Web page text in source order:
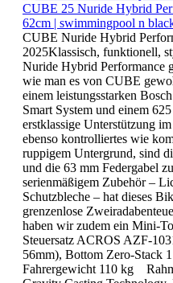
CUBE 25 Nuride Hybrid
62cm | swimmingpool n
CUBE Nuride Hybrid
2025Klassisch, funktionell,
Nuride Hybrid Performance
wie man es von CUBE
einem leistungsstarken
Smart System und einem
erstklassige Unterstützung
ebenso kontrolliertes wie
ruppigem Untergrund, sind
und die 63 mm Federgabel
serienmäßigem Zubehör –
Schutzbleche – hat dieses
grenzenlose
haben wir zudem ein Mini-
Steuersatz ACROS AZF-
56mm), Bottom Zero-
Fahrergewicht 110 kg